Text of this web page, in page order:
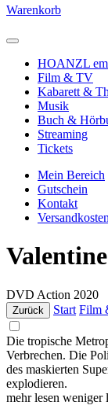
Warenkorb
HOANZL
Film & TV
Kabarett &
Musik
Buch &
Streaming
Tickets
Mein Bereich
Gutschein
Kontakt
Versandkosten
DVD Action 2020
Zurück Start Film
Die tropische
Verbrechen. Die
des maskierten
explodieren.
mehr lesen weniger